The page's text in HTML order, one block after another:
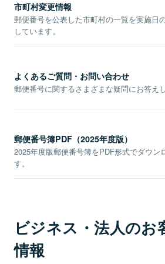
市町村変更情報
郵便番号を公表した市町村の一覧を実施日
しています。
よくあるご質問・お問い合わせ
郵便番号に関するさまざまな疑問にお答えし
郵便番号簿PDF（2025年度版）
2025年度版郵便番号簿をPDF形式でダウン
す。
ビジネス・法人のお
情報